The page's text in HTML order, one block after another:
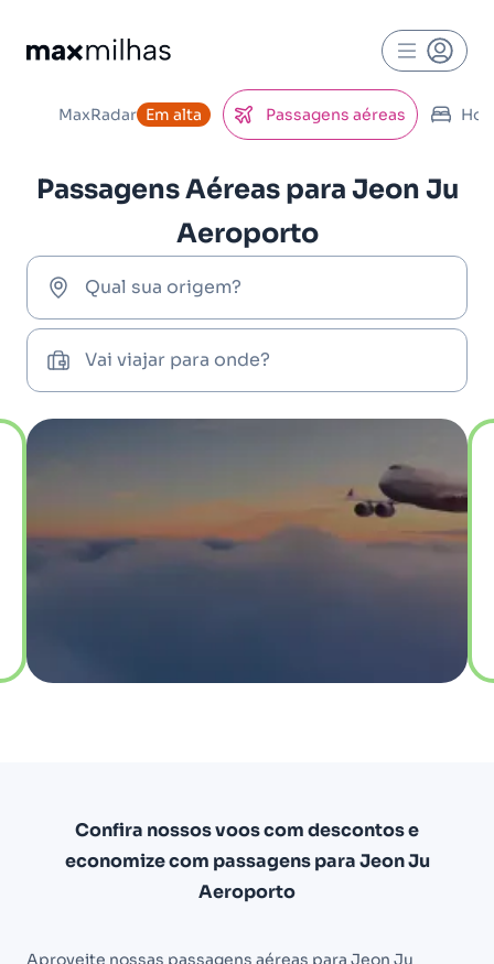
MaxRadar Em alta Passagens aéreas
Passagens Aéreas para Jeon Ju
Aeroporto
Qual sua origem?
Vai viajar para onde?
Confira nossos voos com descontos e
economize com passagens para Jeon Ju
Aeroporto
Aproveite nossas passagens aéreas para Jeon Ju